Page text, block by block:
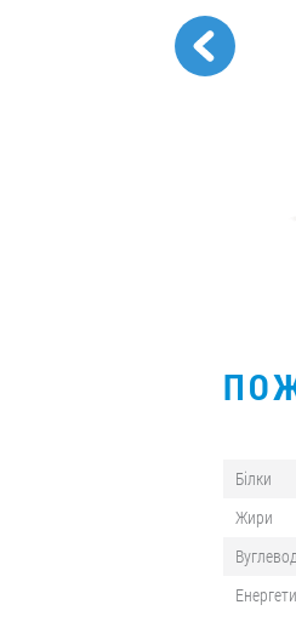
Білки
Жири